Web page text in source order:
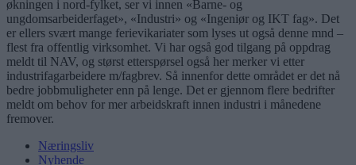
økningen i nord-fylket, ser vi innen «Barne- og
ungdomsarbeiderfaget», «Industri» og «Ingeniør og IKT fag». Det
er ellers svært mange ferievikariater som lyses ut også denne mnd –
flest fra offentlig virksomhet. Vi har også god tilgang på oppdrag
meldt til NAV, og størst etterspørsel også her merker vi etter
industrifagarbeidere m/fagbrev. Så innenfor dette området er det nå
bedre jobbmuligheter enn på lenge. Det er gjennom flere bedrifter
meldt om behov for mer arbeidskraft innen industri i månedene
fremover.
Næringsliv
Nyhende